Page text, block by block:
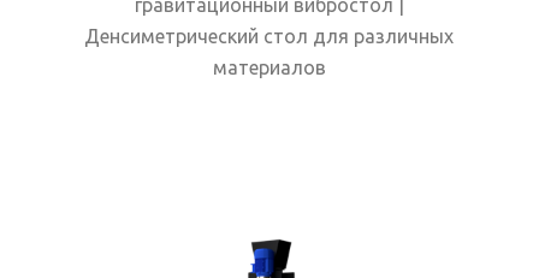
Денсиметрический стол для различных
материалов